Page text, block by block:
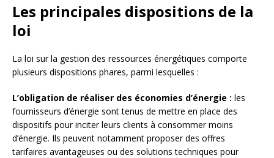
Les principales dispositions de la
loi
La loi sur la gestion des ressources énergétiques comporte
plusieurs dispositions phares, parmi lesquelles :
L’obligation de réaliser des économies d’énergie : les
fournisseurs d’énergie sont tenus de mettre en place des
dispositifs pour inciter leurs clients à consommer moins
d’énergie. Ils peuvent notamment proposer des offres
tarifaires avantageuses ou des solutions techniques pour